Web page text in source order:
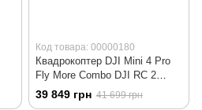
Код товара: 00000180
Квадрокоптер DJI Mini 4 Pro
Fly More Combo DJI RC 2
(CP.MA.00000735.01)
39 849 грн 41 699 грн